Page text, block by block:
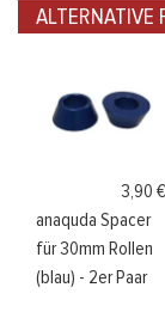
ALTERNATIVE
3,90 €
anaquda Spacer
für 30mm Rollen
(blau) - 2er Paar